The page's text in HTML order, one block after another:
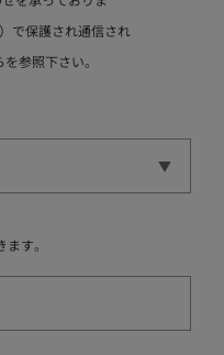
で保護され通信され
を参照下さい。
す。